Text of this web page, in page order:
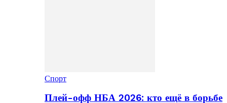
Спорт
Плей-офф НБА 2026: кто ещё в борьбе